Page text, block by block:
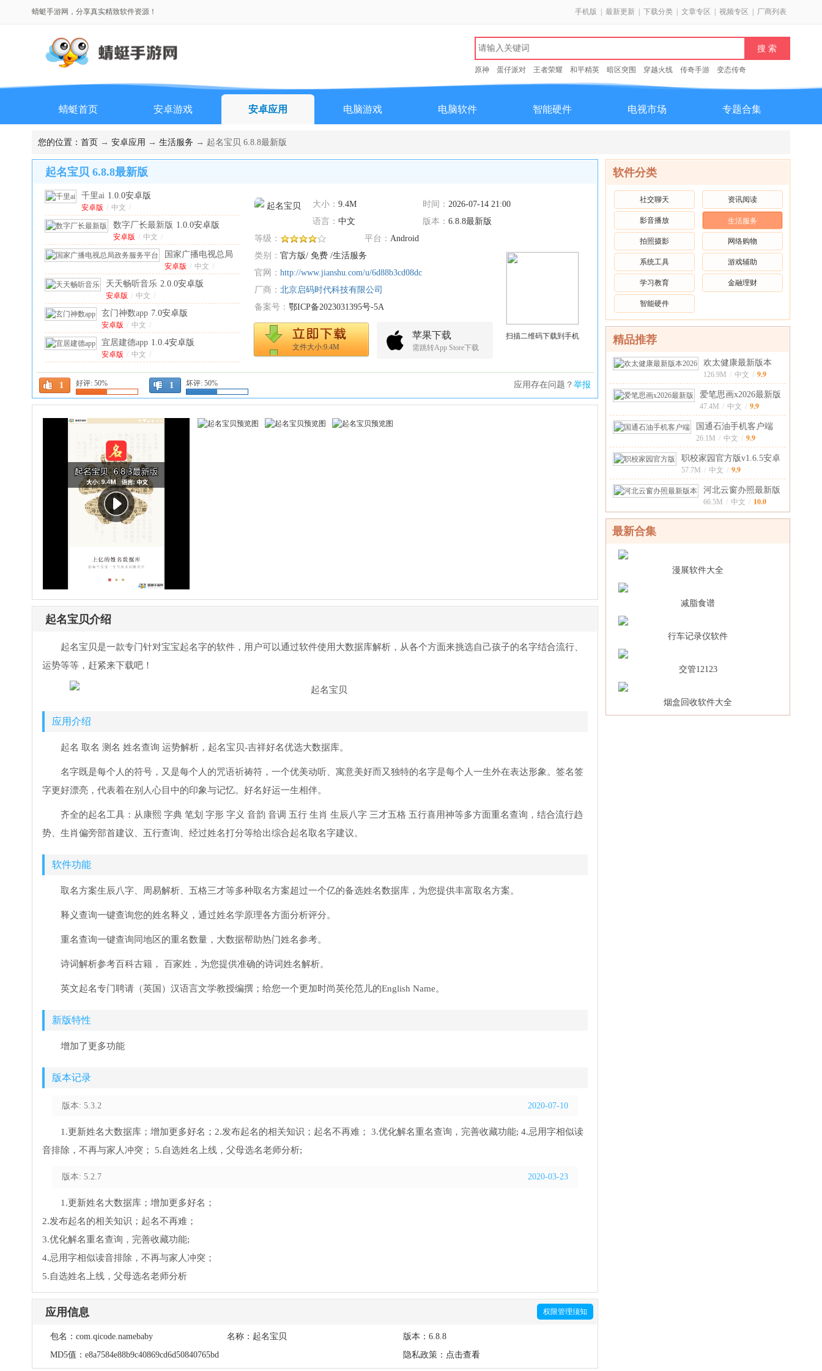
蜻蜓手游网，分享真实精致软件资源！ 手机版 最新更新 下载分类 文章专区 视频专区 厂商列表
原神 蛋仔派对 王者荣耀 和平精英 暗区突围 穿越火线 传奇手游 变态传奇
蜻蜓首页 安卓游戏 安卓应用 电脑游戏 电脑软件 智能硬件 电视市场 专题合集
排行榜
您的位置： 首页 → 安卓应用 → 生活服务 → 起名宝贝 6.8.8最新版
起名宝贝 6.8.8最新版
大小： 9.4M 时间： 2026-07-14 21:00
语言： 中文 版本： 6.8.8最新版
等级：
平台： Android
类别： 官方版/ 免费 /生活服务
官网： http://www.jianshu.com/u/6d88b3cd08dc
厂商： 北京启码时代科技有限公司
备案号： 鄂ICP备2023031395号-5A
文件大小:9.4M
苹果下载
需跳转App Store下载
1 好评: 50% 1 坏评: 50% 应用存在问题？ 举报
千里ai 1.0.0安卓版
安卓版 / 中文 /
数字厂长最新版 1.0.0安卓版
安卓版 / 中文 /
国家广播电视总局
政务服务平台
安卓版
安卓版 / 中文 /
天天畅听音乐 2.0.0安卓版
安卓版 / 中文 /
玄门神数app 7.0安卓版
安卓版 / 中文 /
宜居建德app 1.0.4安卓版
安卓版 / 中文 /
0.1折神器官方版 58.0安卓版
中文
玄戒工具箱官方版 3.7安卓版
4.0.6最新版
中文
app分享2026(appshare)
安卓版
安卓版 /
扫描二维码下载到手机
起名宝贝介绍
起名宝贝是一款专门针对宝宝起名字的软件，用户可以通过软件使用大数据库解析，从各个方面来挑选自己孩子的名字结合流行、
运势等等，赶紧来下载吧！
应用介绍
起名 取名 测名 姓名查询 运势解析，起名宝贝-吉祥好名优选大数据库。
名字既是每个人的符号，又是每个人的咒语祈祷符，一个优美动听、寓意美好而又独特的名字是每个人一生外在表达形象。签名签
字更好漂亮，代表着在别人心目中的印象与记忆。好名好运一生相伴。
齐全的起名工具：从康熙 字典 笔划 字形 字义 音韵 音调 五行 生肖 生辰八字 三才五格 五行喜用神等多方面重名查询，结合流行趋
势、生肖偏旁部首建议、五行查询、经过姓名打分等给出综合起名取名字建议。
软件功能
取名方案生辰八字、周易解析、五格三才等多种取名方案超过一个亿的备选姓名数据库，为您提供丰富取名方案。
释义查询一键查询您的姓名释义，通过姓名学原理各方面分析评分。
重名查询一键查询同地区的重名数量，大数据帮助热门姓名参考。
诗词解析参考百科古籍， 百家姓，为您提供准确的诗词姓名解析。
英文起名专门聘请（英国）汉语言文学教授编撰；给您一个更加时尚英伦范儿的English Name。
新版特性
增加了更多功能
版本记录
2020-07-10
版本: 5.3.2
1.更新姓名大数据库；增加更多好名；2.发布起名的相关知识；起名不再难； 3.优化解名重名查询，完善收藏功能; 4.忌用字相似读
音排除，不再与家人冲突； 5.自选姓名上线，父母选名老师分析;
2020-03-23
版本: 5.2.7
1.更新姓名大数据库；增加更多好名；
2.发布起名的相关知识；起名不再难；
3.优化解名重名查询，完善收藏功能;
4.忌用字相似读音排除，不再与家人冲突；
5.自选姓名上线，父母选名老师分析
应用信息 权限管理须知
包名： com.qicode.namebaby 名称： 起名宝贝 版本：6.8.8
MD5值： e8a7584e88b9c40869cd6d50840765bd 隐私政策： 点击查看
软件分类
社交聊天 资讯阅读
影音播放 生活服务
拍照摄影 网络购物
系统工具 游戏辅助
学习教育 金融理财
智能硬件
精品推荐
欢太健康最新版本
20266.0.17_f
126.9M / 中文 / 9.9
爱笔思画x2026最新版
13.1.19安
47.4M / 中文 / 9.9
国通石油手机客户端
1.28.1安卓
26.1M / 中文 / 9.9
职校家园官方版v1.6.5安卓
版
57.7M / 中文 / 9.9
河北云窗办照最新版
本v1.5.77安
66.5M / 中文 / 10.0
最新合集
漫展软件大全
减脂食谱
行车记录仪软件
交管12123
烟盒回收软件大全